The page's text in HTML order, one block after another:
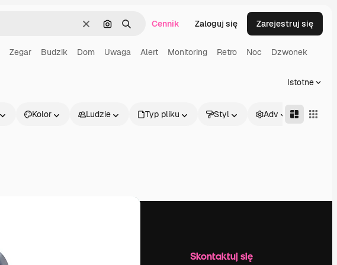
WyczyśćSzukaj według obrazu
SzukajCennik Zaloguj się Zarejestruj się
Zegar Budzik Dom Uwaga Alert Monitoring Retro Noc Dzwonek
Istotne
Kolor Ludzie Typ pliku Styl Adv
Zacznij Skontaktuj się